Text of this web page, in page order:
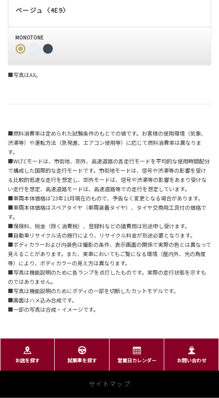
ベージュ〈4E9〉
MONOTONE
■写真はAX。
■燃料消費率は定められた試験条件のもとでの値です。お客様の使用環境（気象、
渋滞等）や運転方法（急発進、エアコン使用等）に応じて燃料消費率は異なりま
す。
■WLTCモードは、市街地、郊外、高速道路の各走行モードを平均的な使用時間配分
で構成した国際的な走行モードです。市街地モードは、信号や渋滞等の影響を受け
る比較的低速な走行を想定し、郊外モードは、信号や渋滞等の影響をあまり受けな
い走行を想定、高速道路モードは、高速道路等での走行を想定しています。
■車両本体価格は'23年11月現在のもので、予告なく変更となる場合があります。
■車両本体価格はスペアタイヤ（車両装着タイヤ）、タイヤ交換用工具付の価格で
す。
■保険料、税金（除く消費税）、登録料などの諸費用は別途申し受けます。
■自動車リサイクル法の施行により、リサイクル料金が別途必要となります。
■ボディカラーおよび内装色は撮影の条件、表示画面の関係で実際の色とは異なって
見えることがあります。また、実車においてもご覧になる環境（屋内外、光の角度
等）により、ボディカラーの見え方は異なります。
■写真は機能説明のために各ランプを点灯したものです。実際の走行状態を示すも
のではありません。
■写真は機能説明のためにボディの一部を切断したカットモデルです。
■画面はハメ込み合成です。
■一部の写真は合成・イメージです。
お店を探す 試乗車を探す 営業日カレンダー お問い合わせ
サイトマップ